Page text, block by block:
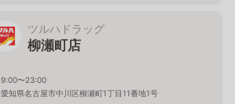
ツルハドラッグ
柳瀬町店
9:00〜23:00
愛知県名古屋市中川区柳瀬町1丁目11番地1号